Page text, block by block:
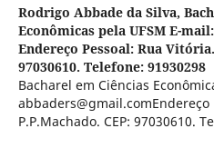
Rodrigo Abbade da Silva,
Econômicas pela UFSM E-
Endereço Pessoal: Rua
97030610. Telefone: 91930298
Bacharel em Ciências
abbaders@gmail.comEndereço
P.P.Machado. CEP: 97030610.